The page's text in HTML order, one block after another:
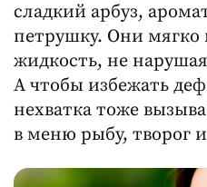
сладкий арбуз,
петрушку. Они
жидкость, не
А чтобы избежать
нехватка тоже
в меню рыбу, творог